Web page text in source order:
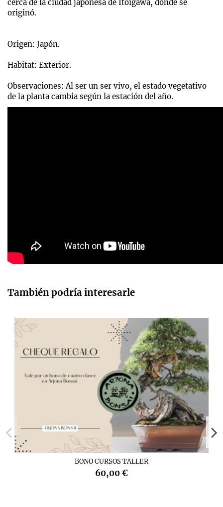
cerca de la ciudad japonesa de Itoigawa, donde se
originó.
Origen: Japón.
Habitat: Exterior.
Observaciones: Al ser un ser vivo, el estado vegetativo
de la planta cambia según la estación del año.
También podría interesarle
BONO CURSOS TALLER
60,00 €